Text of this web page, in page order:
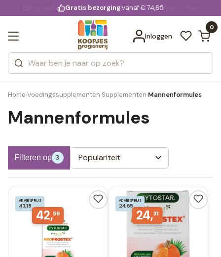
voor 20:00 uur besteld
Gratis bezorgingvanaf € 74,95
Inloggen
0
Zoeken
Categorieën
Merken
Bekijk alle resultaten
Home›Voedingssupplementen›Supplementen›Mannenformules
Mannenformules
Filteren op 3 Populariteit
ADVIESPRIJS
43,15
42,59
ADVIESPRIJS
24,65
24,31